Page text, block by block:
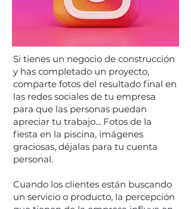
Si tienes un negocio de construcción
y has completado un proyecto,
comparte fotos del resultado final en
las redes sociales de tu empresa
para que las personas puedan
apreciar tu trabajo... Fotos de la
fiesta en la piscina, imágenes
graciosas, déjalas para tu cuenta
personal.
Cuando los clientes están buscando
un servicio o producto, la percepción